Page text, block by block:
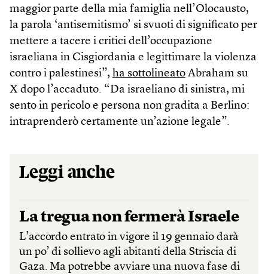
maggior parte della mia famiglia nell’Olocausto,
la parola ‘antisemitismo’ si svuoti di significato per
mettere a tacere i critici dell’occupazione
israeliana in Cisgiordania e legittimare la violenza
contro i palestinesi”, ha sottolineato Abraham su
X dopo l’accaduto. “Da israeliano di sinistra, mi
sento in pericolo e persona non gradita a Berlino:
intraprenderò certamente un’azione legale”.
Leggi anche
La tregua non fermerà Israele
L’accordo entrato in vigore il 19 gennaio darà
un po’ di sollievo agli abitanti della Striscia di
Gaza. Ma potrebbe avviare una nuova fase di